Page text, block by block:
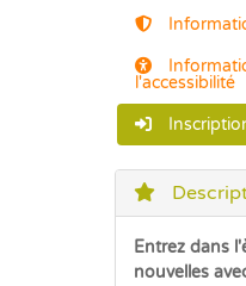
l'accessibilité
Entrez dans
nouvelles